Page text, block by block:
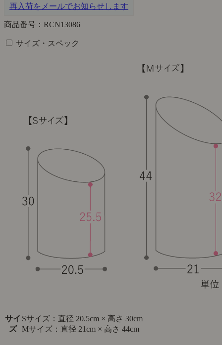
再入荷をメールでお知らせします
商品番号：RCN13086
サイズ・スペック
サイ
ズ
Sサイズ：直径 20.5cm × 高さ 30cm
Mサイズ：直径 21cm × 高さ 44cm